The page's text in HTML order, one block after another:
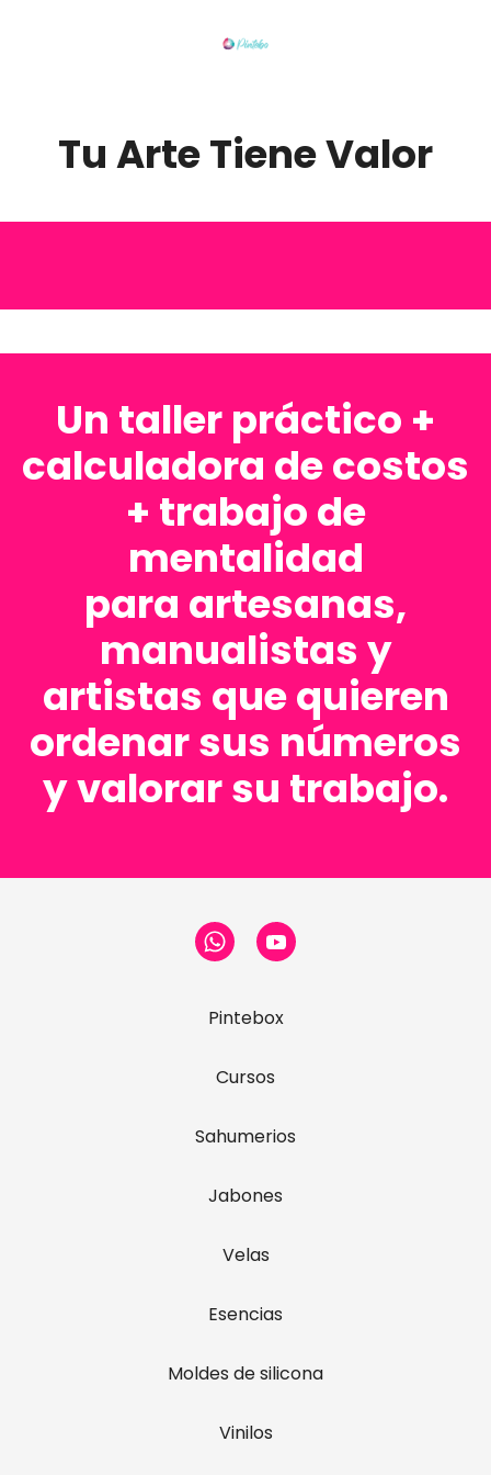
Tu Arte Tiene Valor
Un taller práctico +
calculadora de costos
+ trabajo de
mentalidad
para artesanas,
manualistas y
artistas que quieren
ordenar sus números
y valorar su trabajo.
Pintebox
Cursos
Sahumerios
Jabones
Velas
Esencias
Moldes de silicona
Vinilos